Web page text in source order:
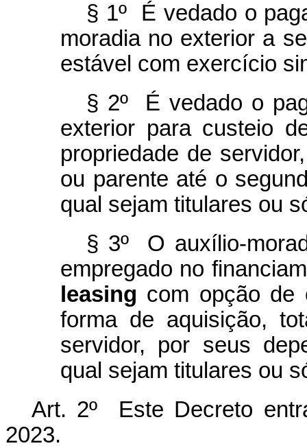
§ 1º É vedado o
moradia no exterior a
estável com exercício
§ 2º É vedado o
exterior para custeio
propriedade de
ou parente até o
qual sejam titulares ou
§ 3º O auxílio-
empregado no
leasing com opção de
forma de aquisição,
servidor, por seus
qual sejam titulares ou
Art. 2º Este Decreto
2023.